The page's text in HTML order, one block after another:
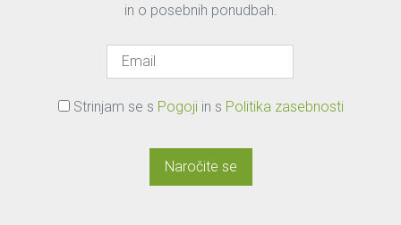
in o posebnih ponudbah.
Strinjam se s Pogoji in s Politika zasebnosti
Naročite se